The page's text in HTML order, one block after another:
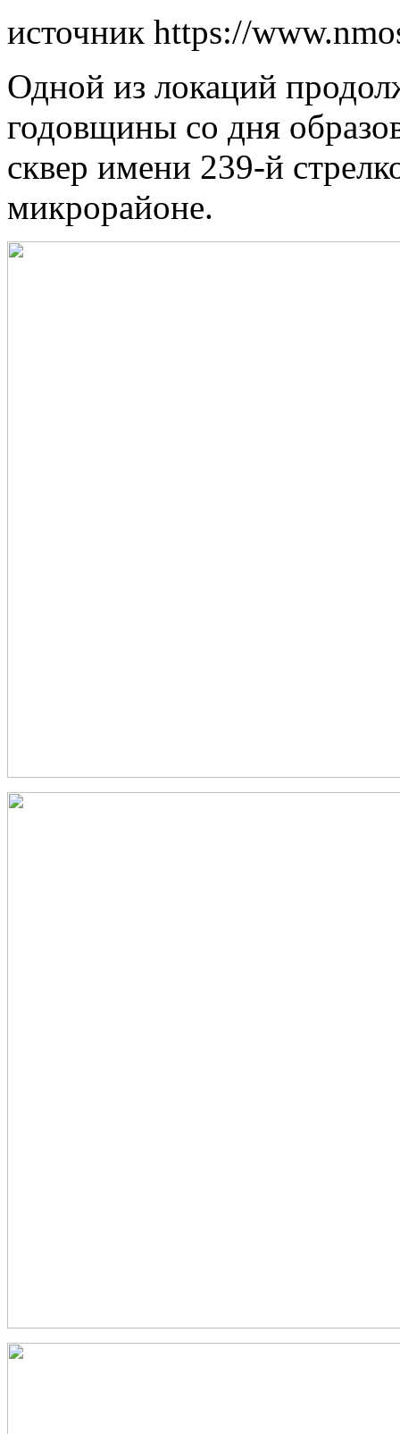
источник https://
Одной из локаций
годовщины со дня
сквер имени 239-й
микрорайоне.